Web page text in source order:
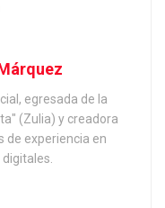
egresada de la
(Zulia) y creadora
de experiencia en